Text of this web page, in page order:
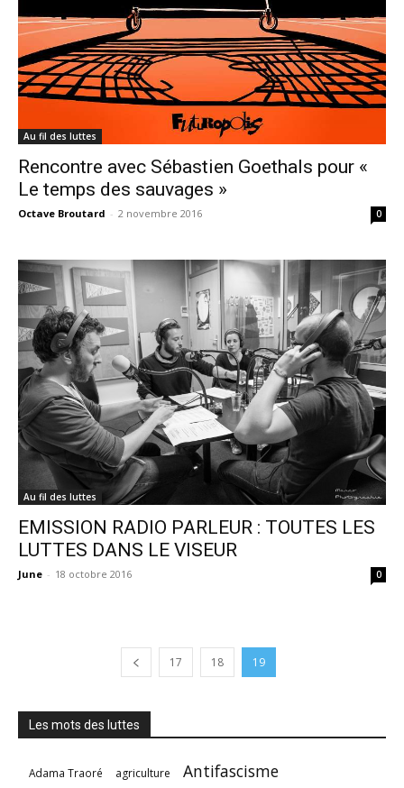
Au fil des luttes
Rencontre avec Sébastien Goethals pour «
Le temps des sauvages »
Octave Broutard - 2 novembre 2016 0
Au fil des luttes
EMISSION RADIO PARLEUR : TOUTES LES
LUTTES DANS LE VISEUR
June - 18 octobre 2016 0
17 18 19
Les mots des luttes
Adama Traoré agriculture Antifascisme